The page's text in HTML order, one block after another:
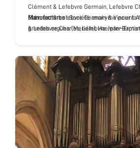
Clément & Lefebvre Germain, Lefebvre
Clément & Lefebvre Germain & Vincent
& Lefebvre Charles, Lefebvre Jean-
Reinburg Charles & Anneessens Jules,
Haerpfer Walter, Kern Daniel, Requier
Manufactures : Société anonyme pour la
grandes orgues (Merklin), Haerpfer-